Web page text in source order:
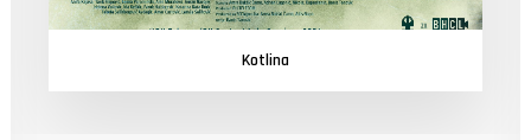
Kotlina